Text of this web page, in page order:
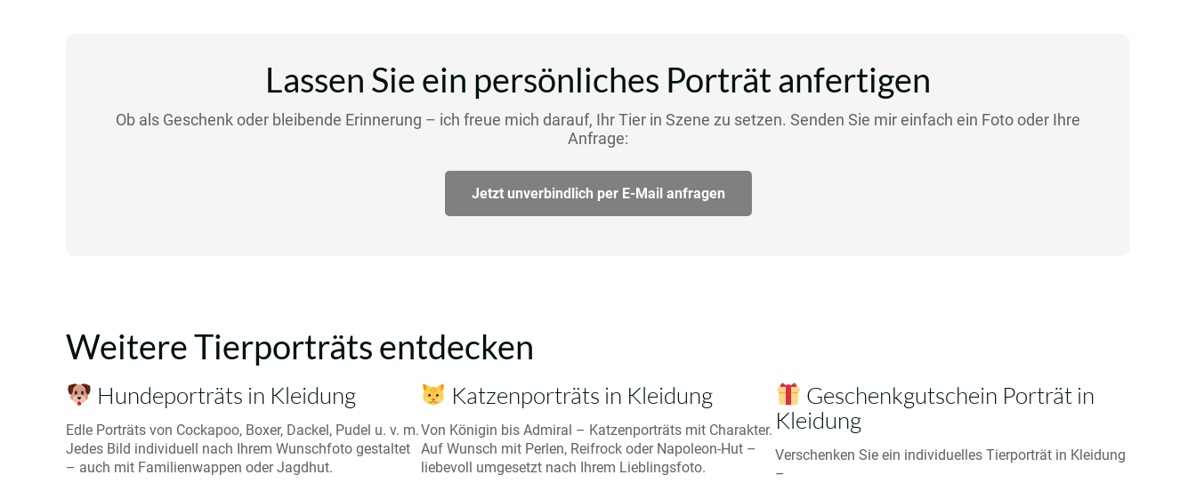
Lassen Sie ein persönliches Porträt anfertigen
Ob als Geschenk oder bleibende Erinnerung – ich freue mich darauf, Ihr Tier in Szene zu setzen. Senden Sie mir einfach ein Foto oder Ihre
Anfrage:
Jetzt unverbindlich per E-Mail anfragen
Weitere Tierporträts entdecken
Hundeporträts in Kleidung
Edle Porträts von Cockapoo, Boxer, Dackel, Pudel u. v. m.
Jedes Bild individuell nach Ihrem Wunschfoto gestaltet
– auch mit Familienwappen oder Jagdhut.
Katzenporträts in Kleidung
Von Königin bis Admiral – Katzenporträts mit Charakter.
Auf Wunsch mit Perlen, Reifrock oder Napoleon-Hut –
liebevoll umgesetzt nach Ihrem Lieblingsfoto.
Geschenkgutschein Porträt in
Kleidung
Verschenken Sie ein individuelles Tierporträt in Kleidung
–